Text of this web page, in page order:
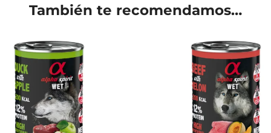
También te recomendamos…